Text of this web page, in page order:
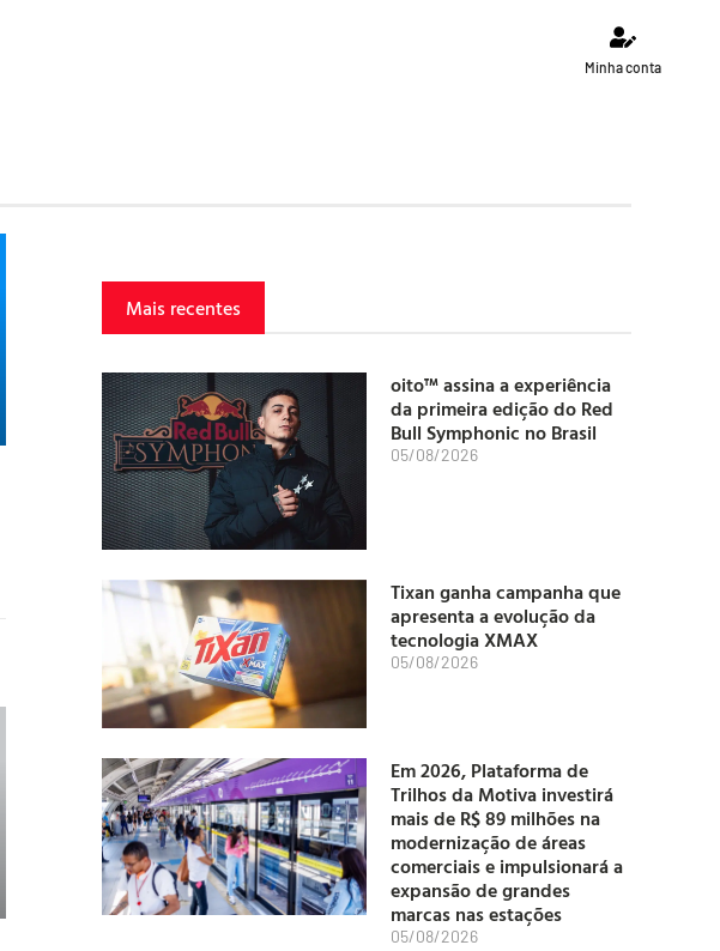
Minha conta
Mais recentes
oito™ assina a experiência
da primeira edição do Red
Bull Symphonic no Brasil
05/08/2026
Tixan ganha campanha que
apresenta a evolução da
tecnologia XMAX
05/08/2026
Em 2026, Plataforma de
Trilhos da Motiva investirá
mais de R$ 89 milhões na
modernização de áreas
comerciais e impulsionará a
expansão de grandes
marcas nas estações
05/08/2026